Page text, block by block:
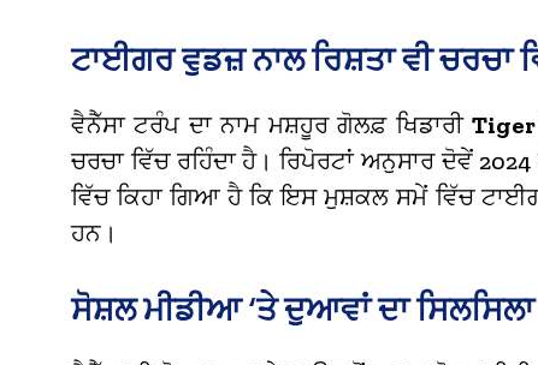
ਟਾਈਗਰ ਵੁਡਜ਼ ਨਾਲ ਰਿਸ਼ਤਾ ਵੀ ਚਰਚਾ
ਵੈਨੈੱਸਾ ਟਰੰਪ ਦਾ ਨਾਮ ਮਸ਼ਹੂਰ ਗੋਲਫ਼ ਖਿਡਾਰੀ Tiger
ਚਰਚਾ ਵਿੱਚ ਰਹਿੰਦਾ ਹੈ। ਰਿਪੋਰਟਾਂ ਅਨੁਸਾਰ ਦੋਵੇਂ
ਵਿੱਚ ਕਿਹਾ ਗਿਆ ਹੈ ਕਿ ਇਸ ਮੁਸ਼ਕਲ ਸਮੇਂ ਵਿੱਚ
ਹਨ।
ਸੋਸ਼ਲ ਮੀਡੀਆ ‘ਤੇ ਦੁਆਵਾਂ ਦਾ ਸਿਲਸਿਲਾ